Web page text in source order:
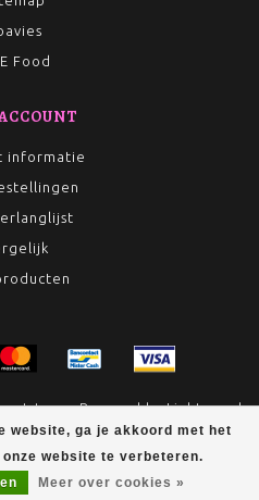
website, ga je akkoord met het
website te verbeteren.
Meer over cookies »
Food
informatie
- Powered byLightspeed
Dyvelopment